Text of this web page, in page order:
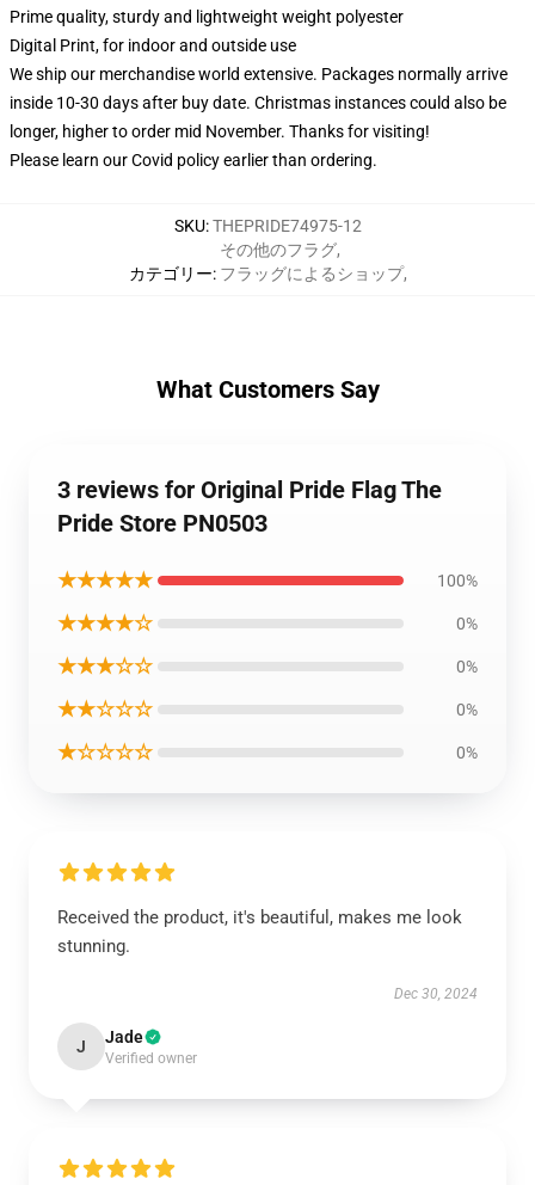
Prime quality, sturdy and lightweight weight polyester
Digital Print, for indoor and outside use
We ship our merchandise world extensive. Packages normally arrive
inside 10-30 days after buy date. Christmas instances could also be
longer, higher to order mid November. Thanks for visiting!
Please learn our Covid policyearlier than ordering.
SKU:THEPRIDE74975-12
カテゴリー:
その他のフラグ,
フラッグによるショップ,
What Customers Say
3 reviews for Original Pride Flag The
Pride Store PN0503
★★★★★ 100%
★★★★☆ 0%
★★★☆☆ 0%
★★☆☆☆ 0%
★☆☆☆☆ 0%
Received the product, it's beautiful, makes me look
stunning.
Dec 30, 2024
J Jade
Verified owner